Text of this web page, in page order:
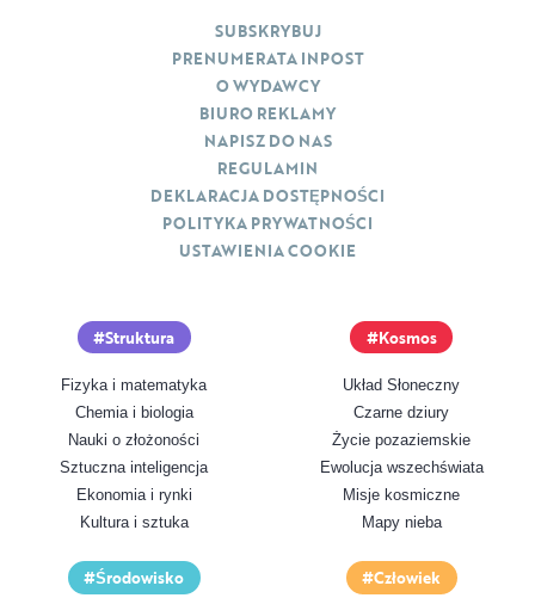
Struktura
Fizyka i matematyka
Chemia i biologia
Nauki o złożoności
Sztuczna inteligencja
Ekonomia i rynki
Kultura i sztuka
Kosmos
Układ Słoneczny
Czarne dziury
Życie pozaziemskie
Ewolucja wszechświata
Misje kosmiczne
Mapy nieba
Środowisko Człowiek
SUBSKRYBUJ
PRENUMERATA INPOST
O WYDAWCY
BIURO REKLAMY
NAPISZ DO NAS
REGULAMIN
DEKLARACJA DOSTĘPNOŚCI
POLITYKA PRYWATNOŚCI
USTAWIENIA COOKIE